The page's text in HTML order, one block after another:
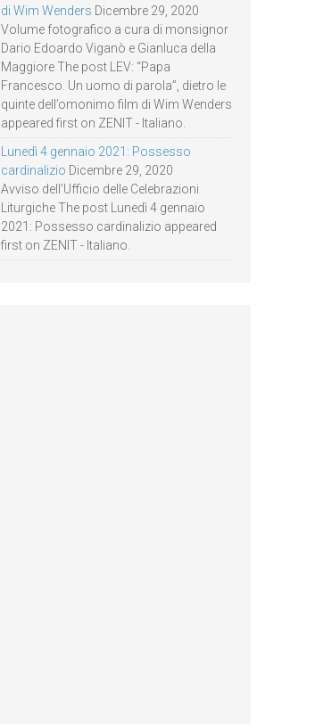
di Wim Wenders Dicembre 29, 2020
Volume fotografico a cura di monsignor
Dario Edoardo Viganò e Gianluca della
Maggiore The post LEV: “Papa
Francesco. Un uomo di parola”, dietro le
quinte dell’omonimo film di Wim Wenders
appeared first on ZENIT - Italiano.
Lunedì 4 gennaio 2021: Possesso
cardinalizio Dicembre 29, 2020
Avviso dell’Ufficio delle Celebrazioni
Liturgiche The post Lunedì 4 gennaio
2021: Possesso cardinalizio appeared
first on ZENIT - Italiano.